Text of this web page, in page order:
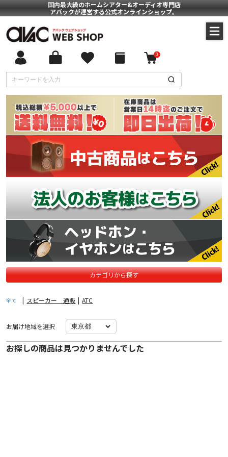
国内最大級のホームシアター&オーディオ専門店
アバックが運営する公式オンラインショップ。
0
カテゴリから探す
全て | スピーカー 通販 | ATC
お届け地域を選択
お探しの商品は見つかりませんでした